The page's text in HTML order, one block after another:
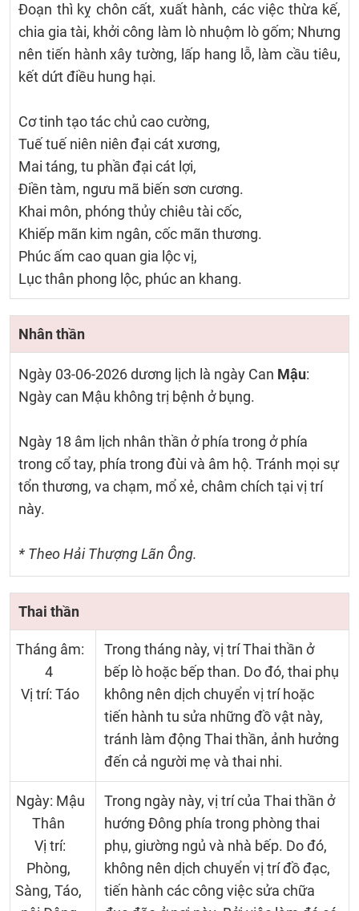
Đoạn thì kỵ chôn cất, xuất hành, các việc thừa kế,
chia gia tài, khởi công làm lò nhuộm lò gốm; Nhưng
nên tiến hành xây tường, lấp hang lỗ, làm cầu tiêu,
kết dứt điều hung hại.
Cơ tinh tạo tác chủ cao cường,
Tuế tuế niên niên đại cát xương,
Mai táng, tu phần đại cát lợi,
Điền tàm, ngưu mã biến sơn cương.
Khai môn, phóng thủy chiêu tài cốc,
Khiếp mãn kim ngân, cốc mãn thương.
Phúc ấm cao quan gia lộc vị,
Lục thân phong lộc, phúc an khang.
Nhân thần
Ngày 03-06-2026 dương lịch là ngày Can Mậu:
Ngày can Mậu không trị bệnh ở bụng.
Ngày 18 âm lịch nhân thần ở phía trong ở phía
trong cổ tay, phía trong đùi và âm hộ. Tránh mọi sự
tổn thương, va chạm, mổ xẻ, châm chích tại vị trí
này.
* Theo Hải Thượng Lãn Ông.
Thai thần
Tháng âm:
4
Vị trí: Táo
Trong tháng này, vị trí Thai thần ở
bếp lò hoặc bếp than. Do đó, thai phụ
không nên dịch chuyển vị trí hoặc
tiến hành tu sửa những đồ vật này,
tránh làm động Thai thần, ảnh hưởng
đến cả người mẹ và thai nhi.
Ngày: Mậu
Thân
Vị trí:
Phòng,
Sàng, Táo,
Trong ngày này, vị trí của Thai thần ở
hướng Đông phía trong phòng thai
phụ, giường ngủ và nhà bếp. Do đó,
không nên dịch chuyển vị trí đồ đạc,
tiến hành các công việc sửa chữa